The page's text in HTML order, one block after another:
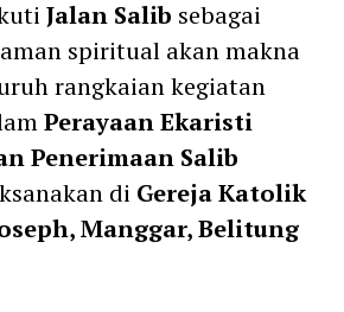
Jalan Salib sebagai
spiritual akan makna
rangkaian kegiatan
Perayaan Ekaristi
Penerimaan Salib
di Gereja Katolik
Manggar, Belitung